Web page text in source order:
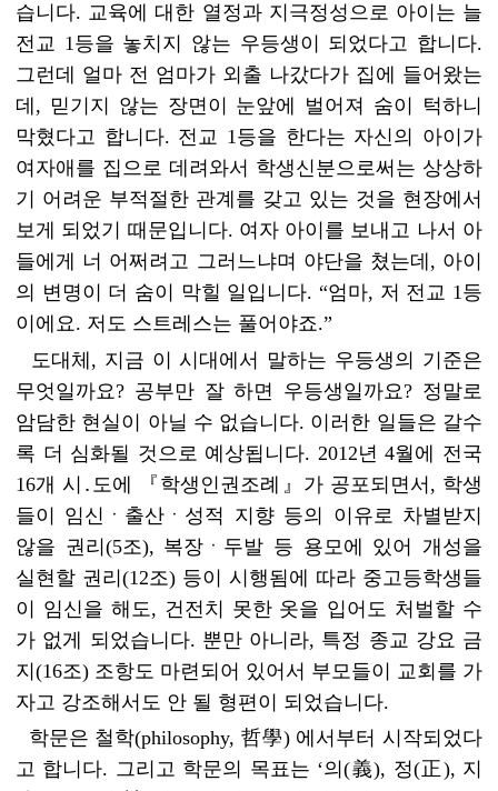
습니다. 교육에 대한 열정과 지극정성으로 아이는 늘
전교 1등을 놓치지 않는 우등생이 되었다고 합니다.
그런데 얼마 전 엄마가 외출 나갔다가 집에 들어왔는
데, 믿기지 않는 장면이 눈앞에 벌어져 숨이 턱하니
막혔다고 합니다. 전교 1등을 한다는 자신의 아이가
여자애를 집으로 데려와서 학생신분으로써는 상상하
기 어려운 부적절한 관계를 갖고 있는 것을 현장에서
보게 되었기 때문입니다. 여자 아이를 보내고 나서 아
들에게 너 어쩌려고 그러느냐며 야단을 쳤는데, 아이
의 변명이 더 숨이 막힐 일입니다. “엄마, 저 전교 1등
이에요. 저도 스트레스는 풀어야죠.”
도대체, 지금 이 시대에서 말하는 우등생의 기준은
무엇일까요? 공부만 잘 하면 우등생일까요? 정말로
암담한 현실이 아닐 수 없습니다. 이러한 일들은 갈수
록 더 심화될 것으로 예상됩니다. 2012년 4월에 전국
16개 시․도에 『학생인권조례』가 공포되면서, 학생
들이 임신ㆍ출산ㆍ성적 지향 등의 이유로 차별받지
않을 권리(5조), 복장ㆍ두발 등 용모에 있어 개성을
실현할 권리(12조) 등이 시행됨에 따라 중고등학생들
이 임신을 해도, 건전치 못한 옷을 입어도 처벌할 수
가 없게 되었습니다. 뿐만 아니라, 특정 종교 강요 금
지(16조) 조항도 마련되어 있어서 부모들이 교회를 가
자고 강조해서도 안 될 형편이 되었습니다.
학문은 철학(philosophy, 哲學) 에서부터 시작되었다
고 합니다. 그리고 학문의 목표는 ‘의(義), 정(正), 지